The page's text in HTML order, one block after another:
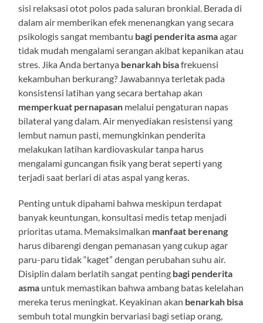
sisi relaksasi otot polos pada saluran bronkial. Berada di
dalam air memberikan efek menenangkan yang secara
psikologis sangat membantu bagi penderita asmaagar
tidak mudah mengalami serangan akibat kepanikan atau
stres. Jika Anda bertanya benarkah bisafrekuensi
kekambuhan berkurang? Jawabannya terletak pada
konsistensi latihan yang secara bertahap akan
memperkuat pernapasan melalui pengaturan napas
bilateral yang dalam. Air menyediakan resistensi yang
lembut namun pasti, memungkinkan penderita
melakukan latihan kardiovaskular tanpa harus
mengalami guncangan fisik yang berat seperti yang
terjadi saat berlari di atas aspal yang keras.
Penting untuk dipahami bahwa meskipun terdapat
banyak keuntungan, konsultasi medis tetap menjadi
prioritas utama. Memaksimalkan manfaat berenang
harus dibarengi dengan pemanasan yang cukup agar
paru-paru tidak “kaget” dengan perubahan suhu air.
Disiplin dalam berlatih sangat penting bagi penderita
asma untuk memastikan bahwa ambang batas kelelahan
mereka terus meningkat. Keyakinan akan benarkah bisa
sembuh total mungkin bervariasi bagi setiap orang,